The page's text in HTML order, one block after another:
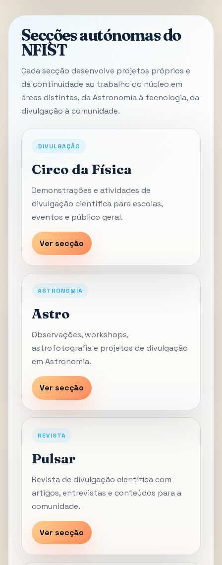
Secções autónomas do
NFIST
Cada secção desenvolve projetos próprios e
dá continuidade ao trabalho do núcleo em
áreas distintas, da Astronomia à tecnologia, da
divulgação à comunidade.
DIVULGAÇÃO
Circo da Física
Demonstrações e atividades de
divulgação científica para escolas,
eventos e público geral.
Ver secção
ASTRONOMIA
Astro
Observações, workshops,
astrofotografia e projetos de divulgação
em Astronomia.
Ver secção
REVISTA
Pulsar
Revista de divulgação científica com
artigos, entrevistas e conteúdos para a
comunidade.
Ver secção